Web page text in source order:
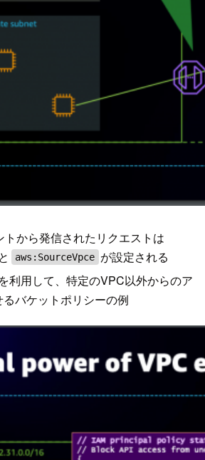
から発信されたリクエストは
と aws:SourceVpce が設定される
を利用して、特定のVPC以外からのア
バケットポリシーの例